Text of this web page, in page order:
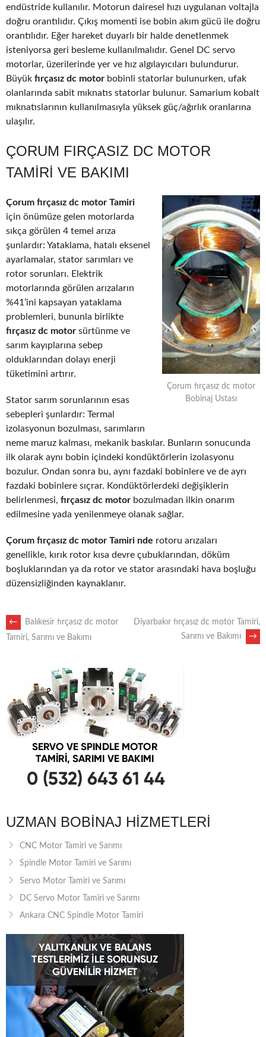
endüstride kullanılır. Motorun dairesel hızı uygulanan voltajla
doğru orantılıdır. Çıkış momenti ise bobin akım gücü ile doğru
orantılıdır. Eğer hareket duyarlı bir halde denetlenmek
isteniyorsa geri besleme kullanılmalıdır. Genel DC servo
motorlar, üzerilerinde yer ve hız algılayıcıları bulundurur.
Büyük fırçasız dc motor bobinli statorlar bulunurken, ufak
olanlarında sabit mıknatıs statorlar bulunur. Samarium kobalt
mıknatıslarının kullanılmasıyla yüksek güç/ağırlık oranlarına
ulaşılır.
ÇORUM FIRÇASIZ DC MOTOR
TAMIRI VE BAKIMI
Çorum fırçasız dc motor
Bobinaj Ustası
Çorum fırçasız dc motor Tamiri
için önümüze gelen motorlarda
sıkça görülen 4 temel arıza
şunlardır: Yataklama, hatalı eksenel
ayarlamalar, stator sarımları ve
rotor sorunları. Elektrik
motorlarında görülen arızaların
%41’ini kapsayan yataklama
problemleri, bununla birlikte
fırçasız dc motor sürtünme ve
sarım kayıplarına sebep
olduklarından dolayı enerji
tüketimini artırır.
Stator sarım sorunlarının esas
sebepleri şunlardır: Termal
izolasyonun bozulması, sarımların
neme maruz kalması, mekanik baskılar. Bunların sonucunda
ilk olarak aynı bobin içindeki kondüktörlerin izolasyonu
bozulur. Ondan sonra bu, aynı fazdaki bobinlere ve de ayrı
fazdaki bobinlere sıçrar. Kondüktörlerdeki değişiklerin
belirlenmesi, fırçasız dc motor bozulmadan ilkin onarım
edilmesine yada yenilenmeye olanak sağlar.
Çorum fırçasız dc motor Tamiri nde rotoru arızaları
genellikle, kırık rotor kısa devre çubuklarından, döküm
boşluklarından ya da rotor ve stator arasındaki hava boşluğu
düzensizliğinden kaynaklanır.
POST
NAVIGATION
←
Balıkesir fırçasız dc motor
Tamiri, Sarımı ve Bakımı
Diyarbakır fırçasız dc motor Tamiri,
Sarımı ve Bakımı
→
UZMAN BOBINAJ HIZMETLERI
CNC Motor Tamiri ve Sarımı
Spindle Motor Tamiri ve Sarımı
Servo Motor Tamiri ve Sarımı
DC Servo Motor Tamiri ve Sarımı
Ankara CNC Spindle Motor Tamiri